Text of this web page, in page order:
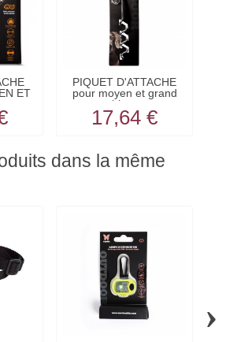
ET
PIQUET D'ATTACHE
pour moyen et grand
chien...
17,64 €
dans la même
›